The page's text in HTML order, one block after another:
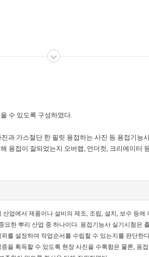
수 있도록 구성하였다.
과 가스절단 한 필릿 용접하는 사진 등 용접기능
용접이 잘되었는지 오버랩, 언더컷, 크리에이터
업에서 제품이나 설비의 제조, 조립, 설치, 보수 등
요한 뿌리 산업 중 하나이다. 용접기능사 실기시험은
를 설정하여 작업순서를 수립할 수 있는지를 판단한
을 획득할 수 있도록 현장 사진을 수록함은 물론, 용